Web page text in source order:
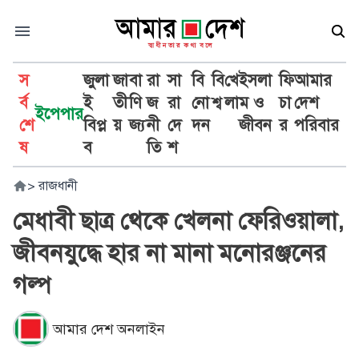
স
র্ব
শে
ষ
ইপেপার
জুলা
ই
বিপ্ল
ব
জা
তী
য়
বা
ণি
জ্য
রা
জ
নী
তি
সা
রা
দে
শ
বি
নো
দন
বি
শ্ব
খে
লা
ইসলা
ম ও
জীবন
ফি
চা
র
আমার
দেশ
পরিবার
> রাজধানী
মেধাবী ছাত্র থেকে খেলনা ফেরিওয়ালা,
জীবনযুদ্ধে হার না মানা মনোরঞ্জনের
গল্প
আমার দেশ অনলাইন